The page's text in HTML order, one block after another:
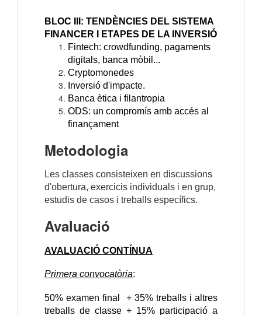
BLOC III: TENDÈNCIES DEL SISTEMA
FINANCER I ETAPES DE LA INVERSIÓ
Fintech: crowdfunding, pagaments
digitals, banca mòbil...
Cryptomonedes
Inversió d'impacte.
Banca ètica i filantropia
ODS: un compromís amb accés al
finançament
Metodologia
Les classes consisteixen en discussions
d'obertura, exercicis individuals i en grup,
estudis de casos i treballs específics.
Avaluació
AVALUACIÓ CONTÍNUA
Primera convocatòria:
50% examen final + 35% treballs i altres
treballs de classe + 15% participació a